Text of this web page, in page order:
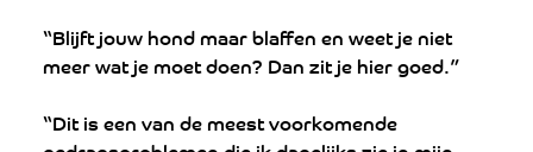
“Blijft jouw hond maar blaffen en weet je niet
meer wat je moet doen? Dan zit je hier goed.”
“Dit is een van de meest voorkomende